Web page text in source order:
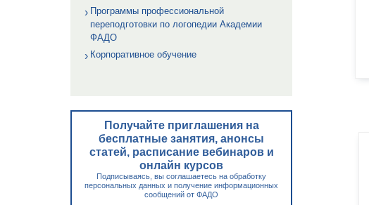
Программы профессиональной
переподготовки по логопедии Академии
ФАДО
Корпоративное обучение
Получайте приглашения на
бесплатные занятия, анонсы
статей, расписание вебинаров и
онлайн курсов
Подписываясь, вы соглашаетесь на обработку
персональных данных и получение информационных
сообщений от ФАДО